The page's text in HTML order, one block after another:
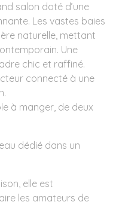
salon doté d’une
Les vastes baies
naturelle, mettant
Une
chic et raffiné.
connecté à une
à manger, de deux
dédié dans un
elle est
les amateurs de